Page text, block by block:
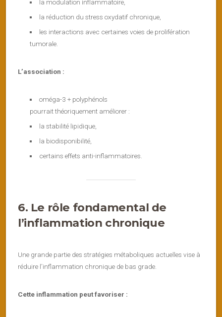
la modulation inflammatoire,
la réduction du stress oxydatif chronique,
les interactions avec certaines voies de prolifération
tumorale.
L’association :
oméga-3 + polyphénols
pourrait théoriquement améliorer :
la stabilité lipidique,
la biodisponibilité,
certains effets anti-inflammatoires.
6. Le rôle fondamental de
l’inflammation chronique
Une grande partie des stratégies métaboliques actuelles vise à
réduire l’inflammation chronique de bas grade.
Cette inflammation peut favoriser :